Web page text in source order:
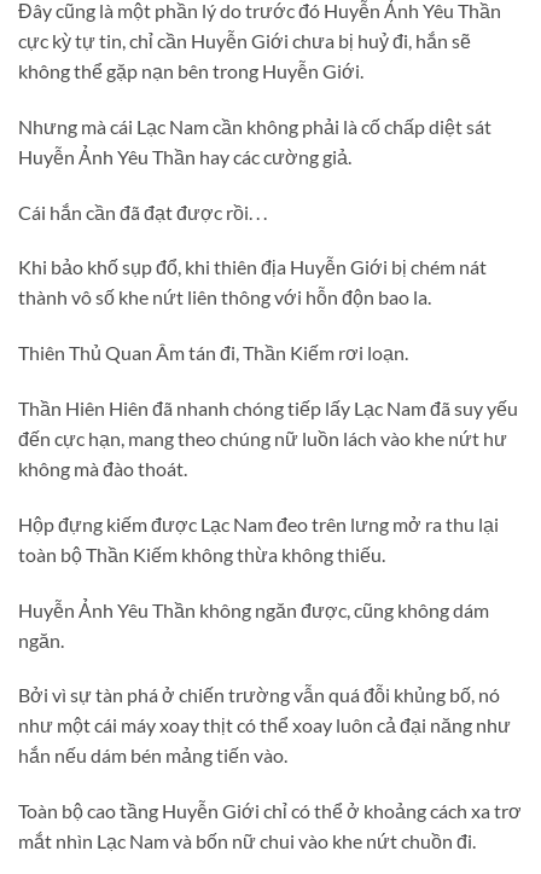
Đây cũng là một phần lý do trước đó Huyễn Ảnh Yêu Thần
cực kỳ tự tin, chỉ cần Huyễn Giới chưa bị huỷ đi, hắn sẽ
không thể gặp nạn bên trong Huyễn Giới.
Nhưng mà cái Lạc Nam cần không phải là cố chấp diệt sát
Huyễn Ảnh Yêu Thần hay các cường giả.
Cái hắn cần đã đạt được rồi. . .
Khi bảo khố sụp đổ, khi thiên địa Huyễn Giới bị chém nát
thành vô số khe nứt liên thông với hỗn độn bao la.
Thiên Thủ Quan Âm tán đi, Thần Kiếm rơi loạn.
Thần Hiên Hiên đã nhanh chóng tiếp lấy Lạc Nam đã suy yếu
đến cực hạn, mang theo chúng nữ luồn lách vào khe nứt hư
không mà đào thoát.
Hộp đựng kiếm được Lạc Nam đeo trên lưng mở ra thu lại
toàn bộ Thần Kiếm không thừa không thiếu.
Huyễn Ảnh Yêu Thần không ngăn được, cũng không dám
ngăn.
Bởi vì sự tàn phá ở chiến trường vẫn quá đỗi khủng bố, nó
như một cái máy xoay thịt có thể xoay luôn cả đại năng như
hắn nếu dám bén mảng tiến vào.
Toàn bộ cao tầng Huyễn Giới chỉ có thể ở khoảng cách xa trơ
mắt nhìn Lạc Nam và bốn nữ chui vào khe nứt chuồn đi.